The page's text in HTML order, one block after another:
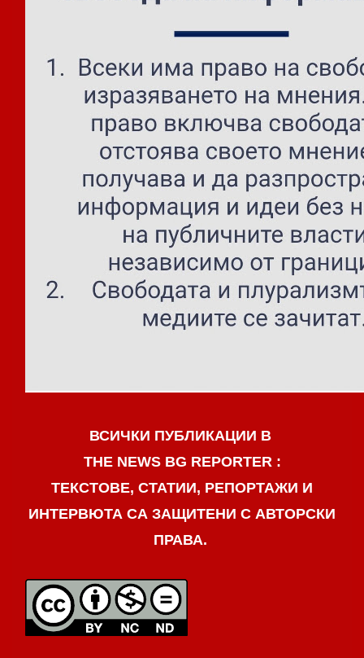
ВСИЧКИ ПУБЛИКАЦИИ В
THE NEWS BG REPORTER :
ТЕКСТОВЕ, СТАТИИ, РЕПОРТАЖИ И
ИНТЕРВЮТА СА ЗАЩИТЕНИ С АВТОРСКИ
ПРАВА.